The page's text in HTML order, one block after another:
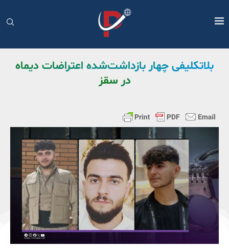
بلاتکلیفی چهار بازداشت‌شده اعتراضات دیماه
در سقز